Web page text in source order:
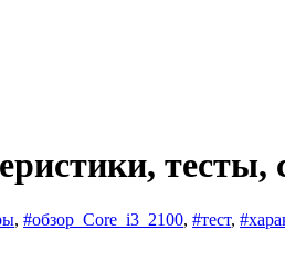
тесты,
, #обзор_Core_i3_2100, #тест,